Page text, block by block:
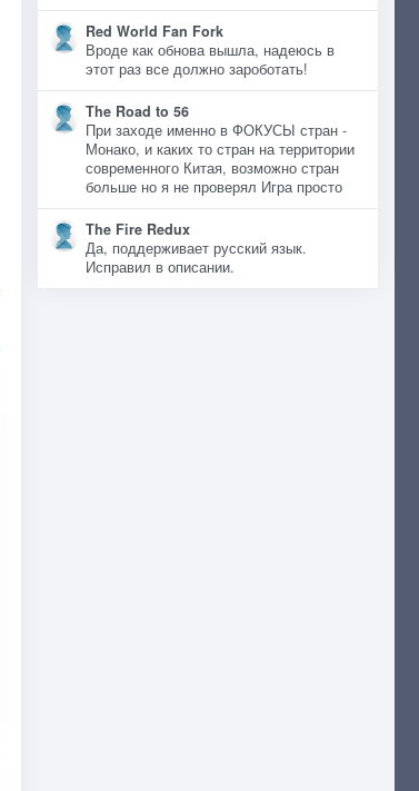
Red World Fan Fork
Вроде как обнова вышла, надеюсь в
этот раз все должно зароботать!
The Road to 56
При заходе именно в ФОКУСЫ стран -
Монако, и каких то стран на территории
современного Китая, возможно стран
больше но я не проверял Игра просто
The Fire Redux
Да, поддерживает русский язык.
Исправил в описании.